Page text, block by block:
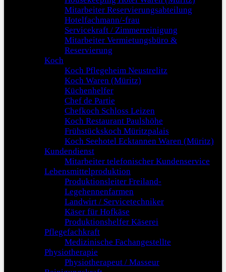
Mitarbeiter Reservierungsabteilung
Hotelfachmann/-frau
Servicekraft / Zimmerreinigung
Mitarbeiter Vermietungsbüro &
Reservierung
Koch
Koch Pflegeheim Neustrelitz
Koch Waren (Müritz)
Küchenhelfer
Chef de Partie
Chefkoch Schloss Leizen
Koch Restaurant Paulshöhe
Frühstückskoch Müritzpalais
Koch Seehotel Ecktannen Waren (Müritz)
Kundendienst
Mitarbeiter telefonischer Kundenservice
Lebensmittelproduktion
Produktionsleiter Freiland-
Legehennenfarmen
Landwirt / Servicetechniker
Käser für Hofkäse
Produktionshelfer Käserei
Pflegefachkraft
Medizinische Fachangestellte
Physiotherapie
Physiotherapeut / Masseur